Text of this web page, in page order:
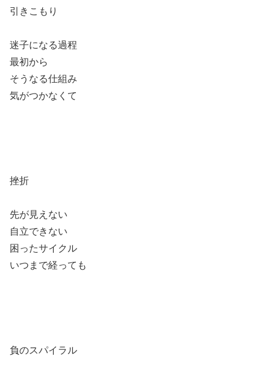
引きこもり
迷子になる過程
最初から
そうなる仕組み
気がつかなくて
挫折
先が見えない
自立できない
困ったサイクル
いつまで経っても
負のスパイラル